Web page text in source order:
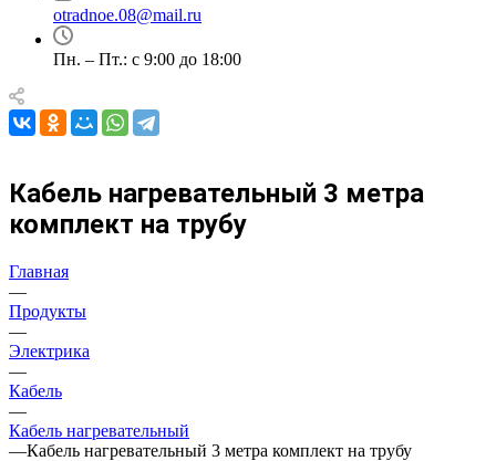
otradnoe.08@mail.ru
Пн. – Пт.: с 9:00 до 18:00
Кабель нагревательный 3 метра
комплект на трубу
Главная
—
Продукты
—
Электрика
—
Кабель
—
Кабель нагревательный
—Кабель нагревательный 3 метра комплект на трубу